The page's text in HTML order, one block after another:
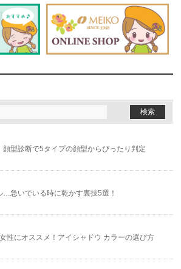
顔型診断で5タイプの顔型からぴったり判定
…急いでいる時に乾かす裏技5選！
性にオススメ！アイシャドウ カラーの選び方